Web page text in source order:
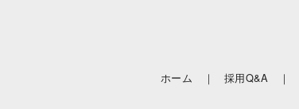
ホーム ｜ 採用Q&A ｜